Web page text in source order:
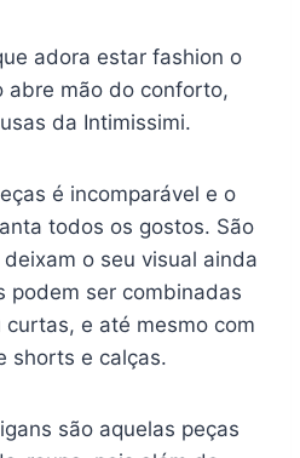
adora estar fashion o
abre mão do conforto,
da Intimissimi.
é incomparável e o
todos os gostos. São
o seu visual ainda
podem ser combinadas
curtas, e até mesmo com
shorts e calças.
são aquelas peças